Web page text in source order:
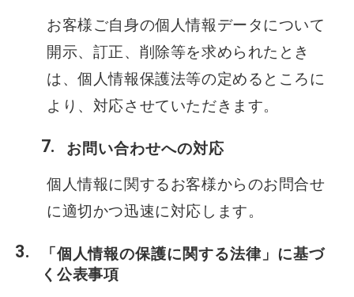
お客様ご自身の個人情報データについて
開示、訂正、削除等を求められたとき
は、個人情報保護法等の定めるところに
より、対応させていただきます。
お問い合わせへの対応
個人情報に関するお客様からのお問合せ
に適切かつ迅速に対応します。
「個人情報の保護に関する法律」に基づ
く公表事項